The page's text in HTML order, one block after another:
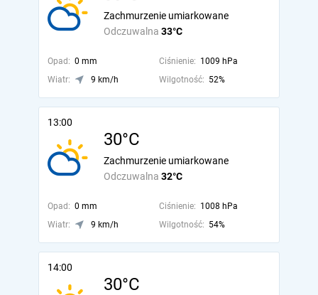
Odczuwalna 33°C
Zachmurzenie umiarkowane
Opad: 0 mm Ciśnienie: 1009 hPa
Wiatr:
9 km/h Wilgotność: 52%
13:00
30°C
Odczuwalna 32°C
Zachmurzenie umiarkowane
Opad: 0 mm Ciśnienie: 1008 hPa
Wiatr:
9 km/h Wilgotność: 54%
14:00
30°C